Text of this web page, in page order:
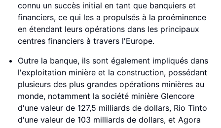
connu un succès initial en tant que banquiers et
financiers, ce qui les a propulsés à la proéminence
en étendant leurs opérations dans les principaux
centres financiers à travers l'Europe.
Outre la banque, ils sont également impliqués dans
l'exploitation minière et la construction, possédant
plusieurs des plus grandes opérations minières au
monde, notamment la société minière Glencore
d'une valeur de 127,5 milliards de dollars, Rio Tinto
d'une valeur de 103 milliards de dollars, et Agora